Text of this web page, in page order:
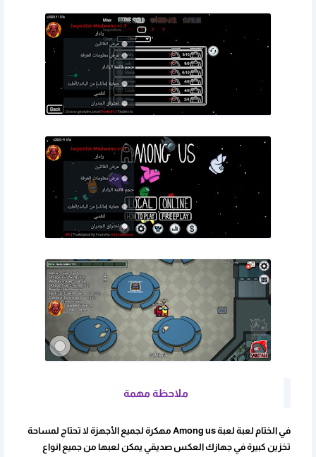
ملاحظة مهمة
في الختام لعبة لعبة Among us مهكرة لجميع الأجهزة لا تحتاج لمساحة
تخزين كبيرة في جهازك العكس صديقي يمكن لعبها من جميع انواع